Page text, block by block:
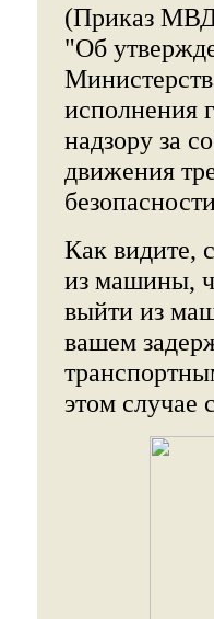
(Приказ МВД
"Об
исполнения
надзору за
движения
Как видите,
из машины,
выйти из
вашем
этом случае